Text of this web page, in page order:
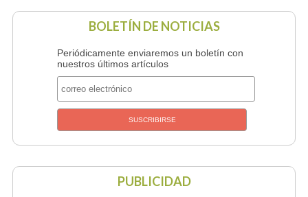
BOLETÍN DE NOTICIAS
Periódicamente enviaremos un boletín con
nuestros últimos artículos
PUBLICIDAD